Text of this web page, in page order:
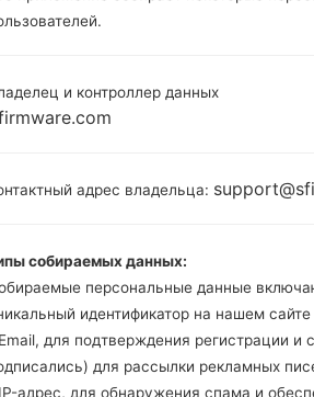
ОФИЦИАЛЬНАЯ
Главная → Galaxy Note 8.0
Загрузите последнее
забудьте проверить,
N5120. Код прошивки
N5120XXDNE4 и
операционной
и контроллер данных
адрес владельца:
собираемых данных:
персональные данные
идентификатор на нашем
для подтверждения регистрации и
для рассылки рекламных
адрес, для обнаружения спама и